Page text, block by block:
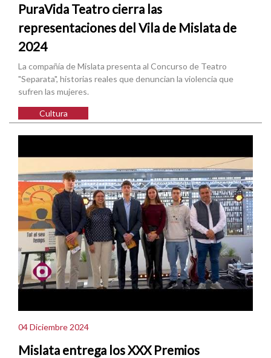
PuraVida Teatro cierra las
representaciones del Vila de Mislata de
2024
La compañía de Mislata presenta al Concurso de Teatro
"Separata", historias reales que denuncian la violencia que
sufren las mujeres.
Cultura
04 Diciembre 2024
Mislata entrega los XXX Premios